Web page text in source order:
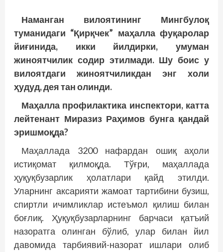
Наманган вилоятининг Мингбулоқ
туманидаги “Қирқчек” маҳалла фуқаролар
йиғинида, икки йилдирки, умуман
жиноятчилик содир этилмади. Шу боис у
вилоятдаги жиноятчиликдан энг холи
ҳудуд, дея тан олинди.
Маҳалла профилактика инспектори, катта
лейтенант Миразиз Раҳимов бунга қандай
эришмоқда?
Маҳаллада 3200 нафардан ошиқ аҳоли
истиқомат қилмоқда. Тўғри, маҳаллада
ҳуқуқбузарлик ҳолатлари қайд этилди.
Уларнинг аксарияти жамоат тартибини бузиш,
спиртли ичимликлар истеъмол қилиш билан
боғлиқ. Ҳуқуқбузарларнинг барчаси қатъий
назоратга олинган бўлиб, улар билан йил
давомида тарбиявий-назорат ишлари олиб